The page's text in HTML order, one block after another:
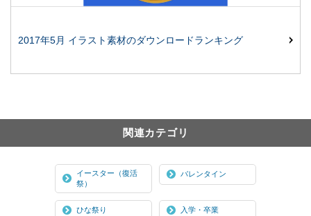
2017年5月 イラスト素材のダウンロードランキング
関連カテゴリ
イースター（復活
祭）
バレンタイン
ひな祭り 入学・卒業